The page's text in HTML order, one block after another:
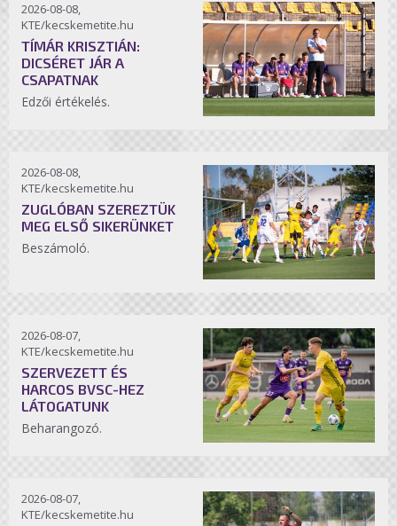
2026-08-08,
KTE/kecskemetite.hu
TÍMÁR KRISZTIÁN:
DICSÉRET JÁR A
CSAPATNAK
Edzői értékelés.
2026-08-08,
KTE/kecskemetite.hu
ZUGLÓBAN SZEREZTÜK
MEG ELSŐ SIKERÜNKET
Beszámoló.
2026-08-07,
KTE/kecskemetite.hu
SZERVEZETT ÉS
HARCOS BVSC-HEZ
LÁTOGATUNK
Beharangozó.
2026-08-07,
KTE/kecskemetite.hu